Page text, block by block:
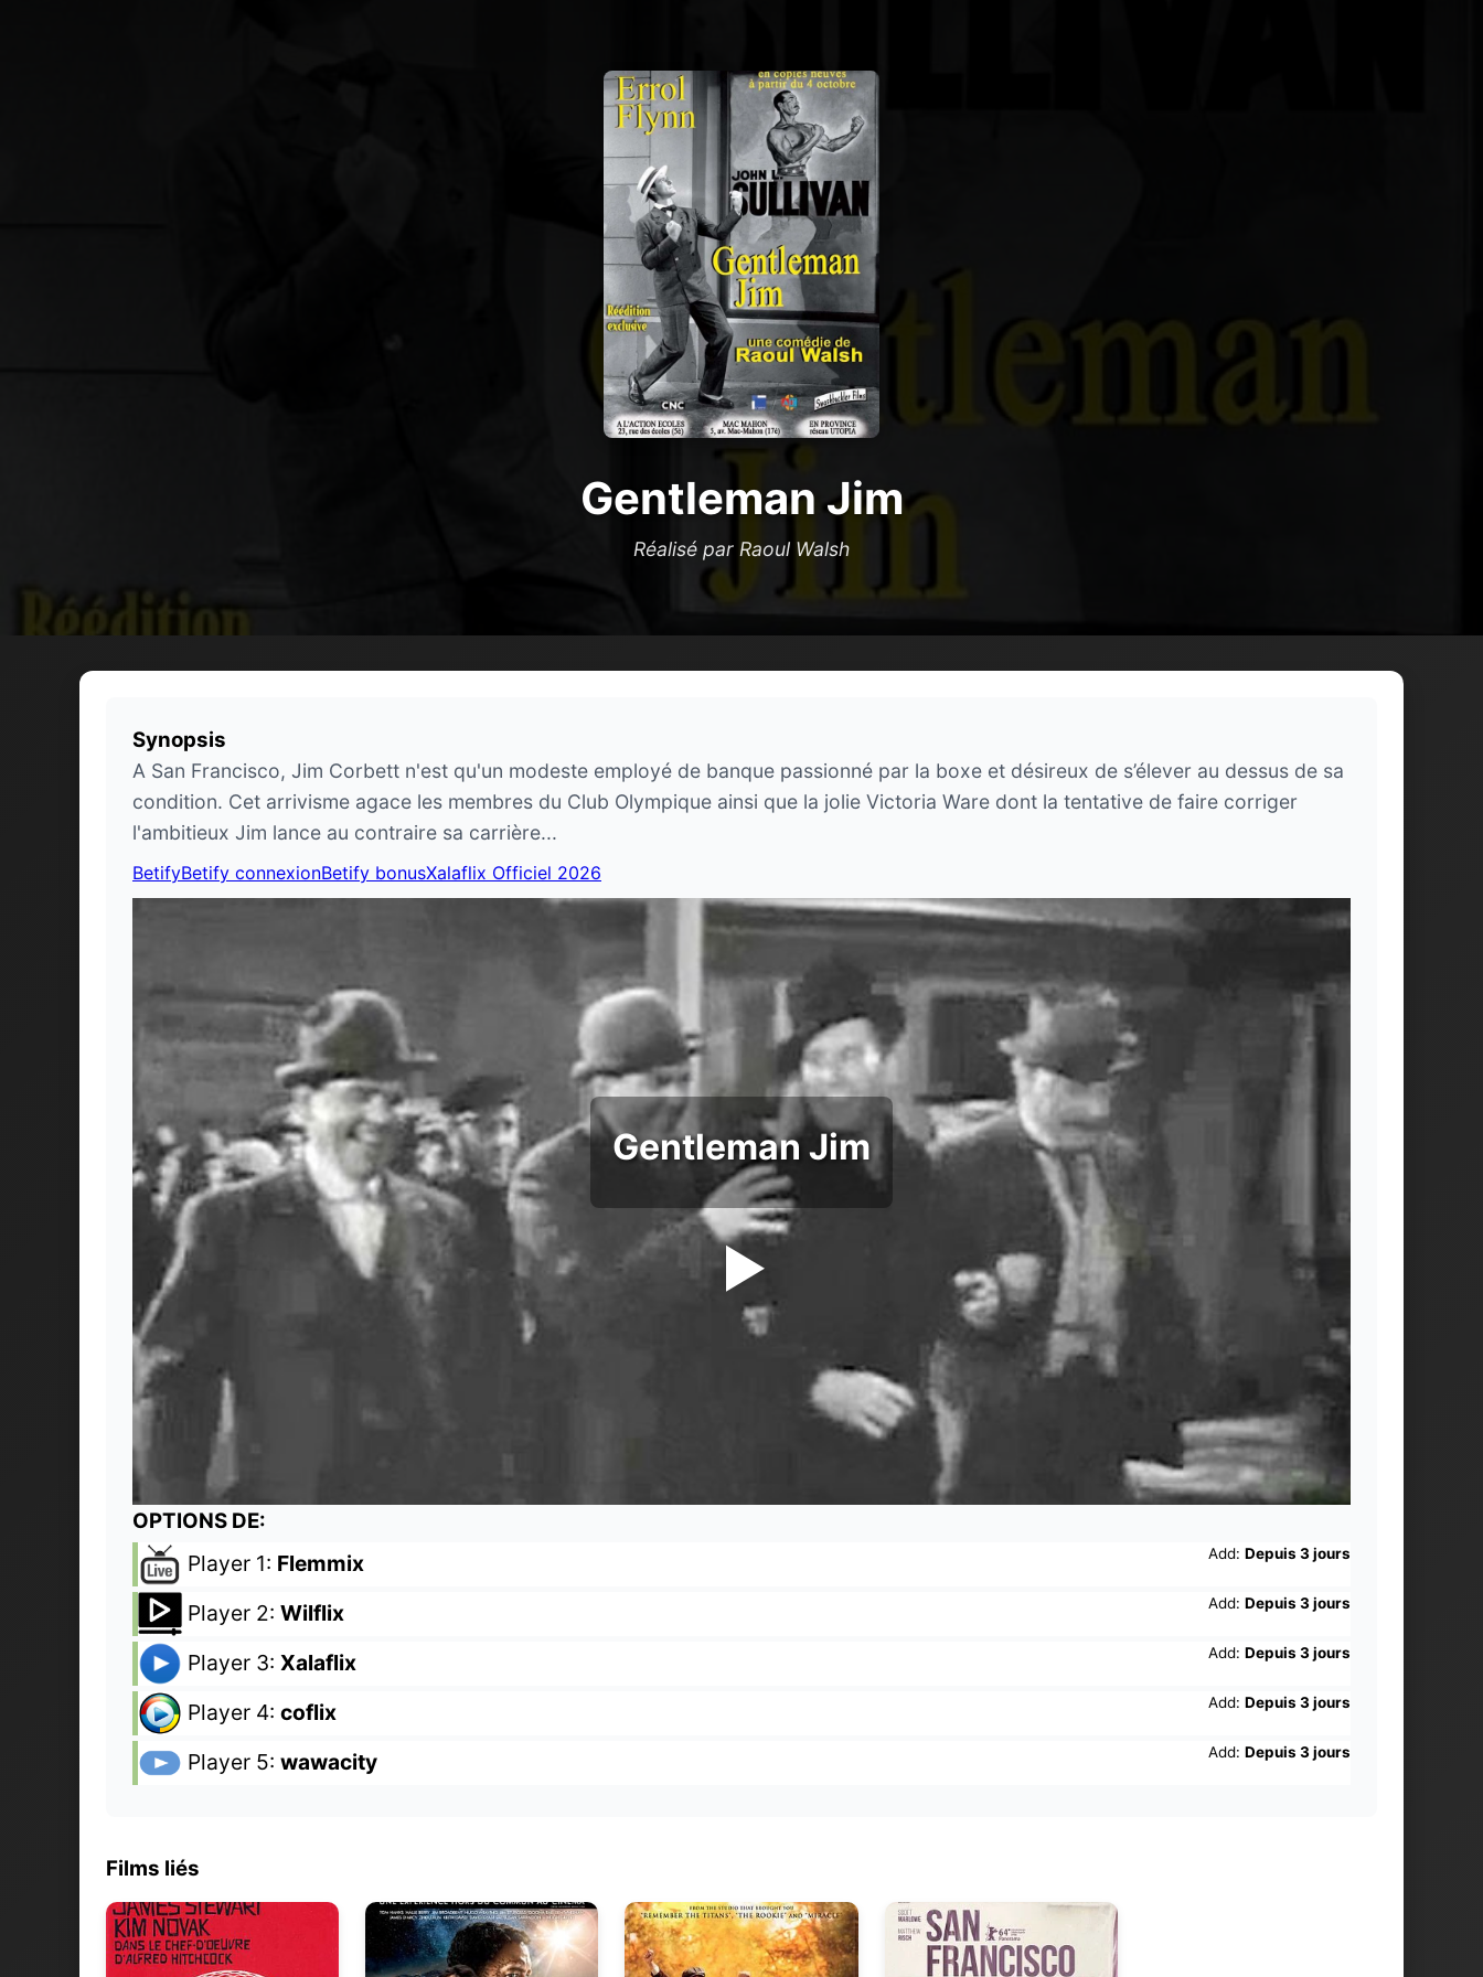
Gentleman Jim
Réalisé par Raoul Walsh
Synopsis
A San Francisco, Jim Corbett n'est qu'un modeste employé de banque passionné par la boxe et désireux de s’élever au dessus de sa
condition. Cet arrivisme agace les membres du Club Olympique ainsi que la jolie Victoria Ware dont la tentative de faire corriger
l'ambitieux Jim lance au contraire sa carrière...
BetifyBetify connexionBetify bonusXalaflix Officiel 2026
Gentleman Jim
OPTIONS DE:
Player 1: Flemmix Add: Depuis 3 jours
Player 2: Wilflix Add: Depuis 3 jours
Player 3: Xalaflix Add: Depuis 3 jours
Player 4: coflix Add: Depuis 3 jours
Player 5: wawacity Add: Depuis 3 jours
Films liés